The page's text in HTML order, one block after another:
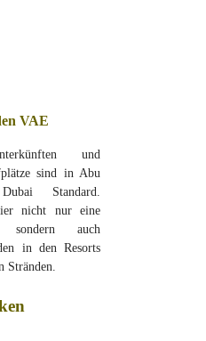
VAE
und
sind in Abu
Standard.
nicht nur eine
auch
in den Resorts
Stränden.